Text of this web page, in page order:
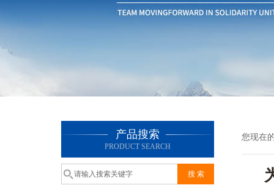
产品搜索
PRODUCT SEARCH
您现在